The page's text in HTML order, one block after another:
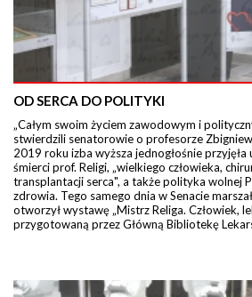
OD SERCA DO POLITYKI
„Całym swoim życiem zawodowym i
stwierdzili senatorowie o profesorze
2019 roku izba wyższa jednogłośnie przyjęła
śmierci prof. Religi, „wielkiego człowieka,
transplantacji serca", a także polityka wolnej
zdrowia. Tego samego dnia w Senacie
otworzył wystawę „Mistrz Religa. Człowiek,
przygotowaną przez Główną Bibliotekę